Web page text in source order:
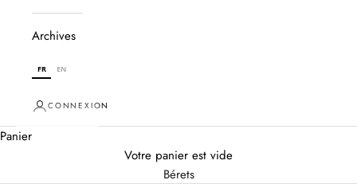
Archives
FR EN
CONNEXION
Panier
Votre panier est vide
Bérets